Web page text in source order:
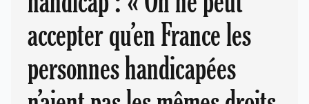
accepter qu’en France les
personnes handicapées